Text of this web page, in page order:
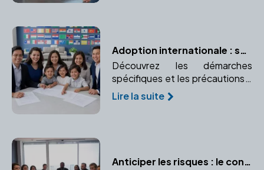
Adoption internationale : spécificités et précautions
Découvrez les démarches
spécifiques et les précautions à
prendre pour une adoption à
l'étranger. Comprendre le rôle
Lire la suite
Anticiper les risques : le conseil stratégique du notaire